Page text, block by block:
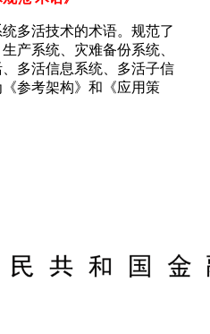
多活技术的术语。规范了
产系统、灾难备份系统、
多活信息系统、多活子信
参考架构》和《应用策